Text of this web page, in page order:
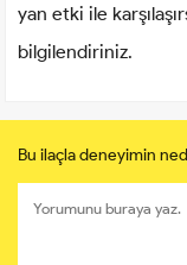
yan etki ile
bilgilendiriniz.
Bu ilaçla deneyimin